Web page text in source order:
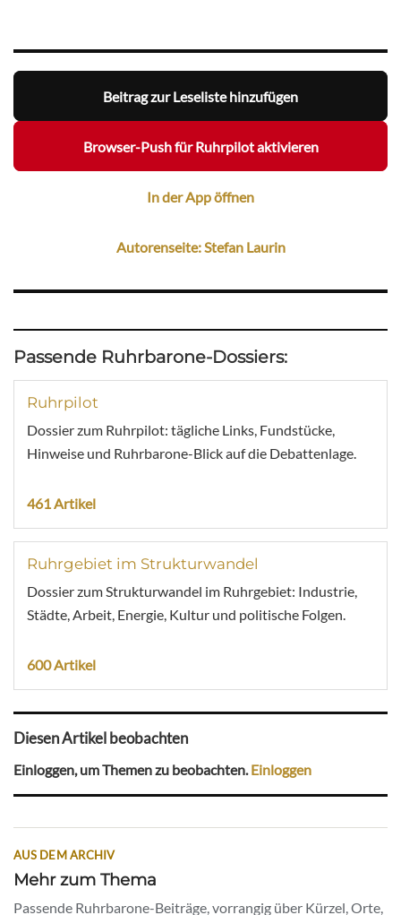
Beitrag zur Leseliste hinzufügen
Browser-Push für Ruhrpilot aktivieren
In der App öffnen
Autorenseite: Stefan Laurin
Passende Ruhrbarone-Dossiers:
Ruhrpilot
Dossier zum Ruhrpilot: tägliche Links, Fundstücke,
Hinweise und Ruhrbarone-Blick auf die Debattenlage.
461 Artikel
Ruhrgebiet im Strukturwandel
Dossier zum Strukturwandel im Ruhrgebiet: Industrie,
Städte, Arbeit, Energie, Kultur und politische Folgen.
600 Artikel
Diesen Artikel beobachten
Einloggen, um Themen zu beobachten.Einloggen
AUS DEM ARCHIV
Mehr zum Thema
Passende Ruhrbarone-Beiträge, vorrangig über Kürzel, Orte,